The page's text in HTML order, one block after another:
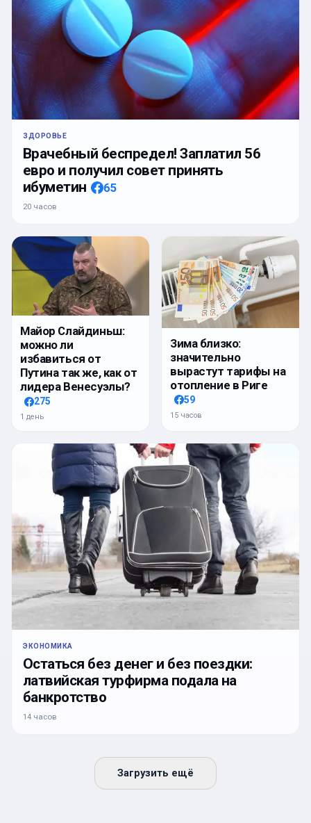
ЗДОРОВЬЕ
Врачебный беспредел! Заплатил 56
евро и получил совет принять
ибуметин
65
20 часов
Майор Слайдиньш:
можно ли
избавиться от
Путина так же, как от
лидера Венесуэлы?
275
1 день
Зима близко:
значительно
вырастут тарифы на
отопление в Риге
59
15 часов
ЭКОНОМИКА
Остаться без денег и без поездки:
латвийская турфирма подала на
банкротство
14 часов
Загрузить ещё